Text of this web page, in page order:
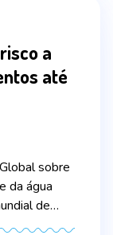
a
até
sobre
da água
de
“A